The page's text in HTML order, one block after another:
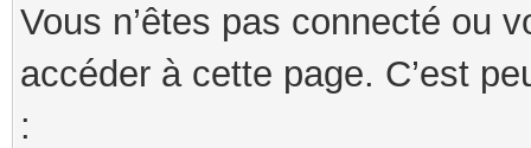
Vous n’êtes pas connecté ou
accéder à cette page. C’est
: